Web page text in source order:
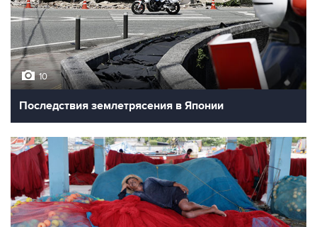
10
Последствия землетрясения в Японии